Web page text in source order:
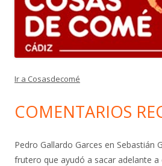
Ir a Cosasdecomé
COMENTARIOS
Pedro Gallardo Garces en Sebastián
frutero que ayudó a sacar adelante